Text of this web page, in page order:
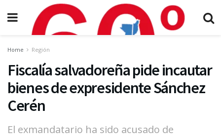
Home Región
Fiscalía salvadoreña pide incautar
bienes de expresidente Sánchez
Cerén
El exmandatario ha sido acusado de